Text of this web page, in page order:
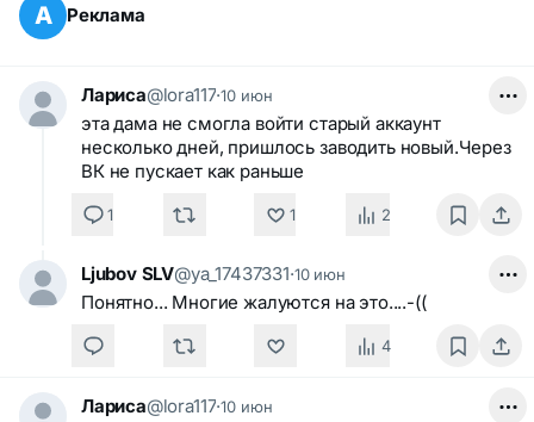
А Реклама
Лариса@lora117·10 июн
эта дама не смогла войти старый аккаунт
несколько дней, пришлось заводить новый.Через
ВК не пускает как раньше
1 1 2
Ljubov SLV@ya_17437331·10 июн
Понятно... Многие жалуются на это....-((
4
Лариса@lora117·10 июн